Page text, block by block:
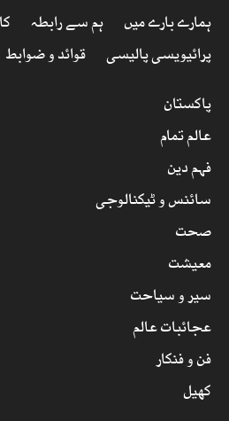
ہمارے بارے میں ہم سے رابطہ
پرائیویسی پالیسی
قوائد و ضوابط
پاکستان
عالم تمام
فہم دین
سائنس و ٹیکنالوجی
صحت
معیشت
سیر و سیاحت
عجائبات عالم
فن و فنکار
کھیل